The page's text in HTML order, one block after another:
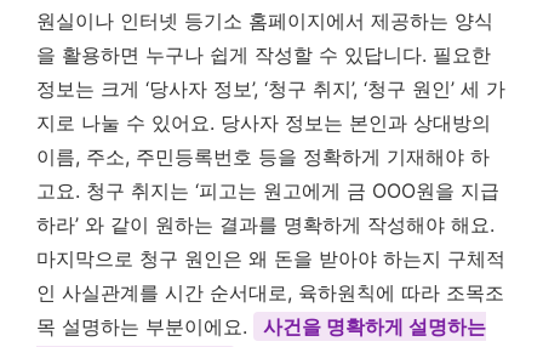
원실이나 인터넷 등기소 홈페이지에서 제공하는 양식
을 활용하면 누구나 쉽게 작성할 수 있답니다. 필요한
정보는 크게 ‘당사자 정보’, ‘청구 취지’, ‘청구 원인’ 세 가
지로 나눌 수 있어요. 당사자 정보는 본인과 상대방의
이름, 주소, 주민등록번호 등을 정확하게 기재해야 하
고요. 청구 취지는 ‘피고는 원고에게 금 OOO원을 지급
하라’ 와 같이 원하는 결과를 명확하게 작성해야 해요.
마지막으로 청구 원인은 왜 돈을 받아야 하는지 구체적
인 사실관계를 시간 순서대로, 육하원칙에 따라 조목조
목 설명하는 부분이에요.
사건을 명확하게 설명하는